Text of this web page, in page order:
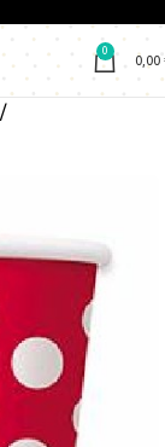
0
0,00